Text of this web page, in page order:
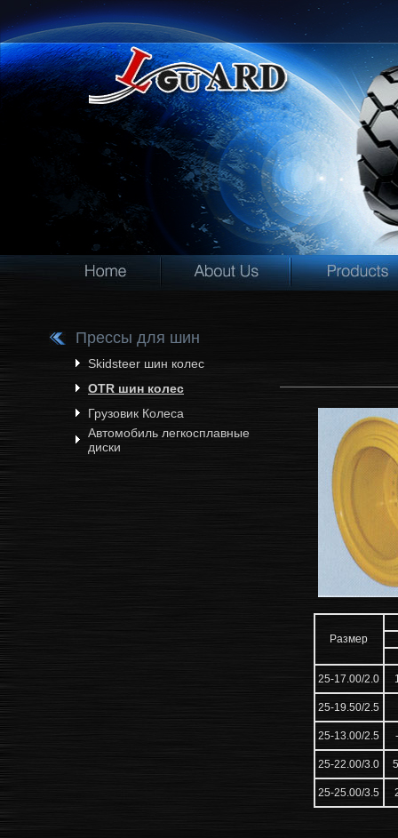
Прессы для шин
Skidsteer шин колес
OTR шин колес
Грузовик Колеса
Автомобиль легкосплавные
диски
Размер
25-17.00/2.0
25-19.50/2.5
25-13.00/2.5
25-22.00/3.0
25-25.00/3.5